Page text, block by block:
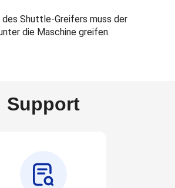
des Shuttle-Greifers muss der
die Maschine greifen.
Support